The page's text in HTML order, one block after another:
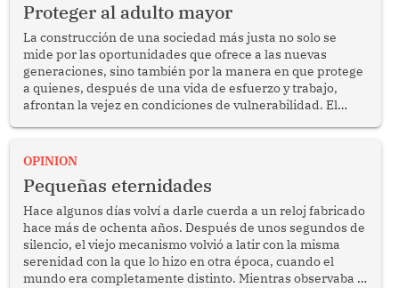
Proteger al adulto mayor
La construcción de una sociedad más justa no solo se
mide por las oportunidades que ofrece a las nuevas
generaciones, sino también por la manera en que protege
a quienes, después de una vida de esfuerzo y trabajo,
afrontan la vejez en condiciones de vulnerabilidad. El
bimestrales el subsidio que reciben los beneficiarios del
reflexionar sobre la importancia de fortalecer las políticas
públicas dirigidas a los adultos mayores en pobreza.
OPINION
Pequeñas eternidades
Hace algunos días volví a darle cuerda a un reloj fabricado
hace más de ochenta años. Después de unos segundos de
silencio, el viejo mecanismo volvió a latir con la misma
serenidad con la que lo hizo en otra época, cuando el
mundo era completamente distinto. Mientras observaba el